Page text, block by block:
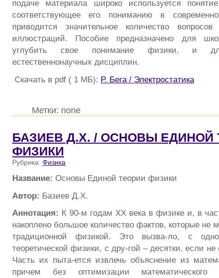
подаче материала широко используется
соответствующее его пониманию в
приводится значительное количество
иллюстраций. Пособие предназначено для
углубить свое понимание физики, и для
естественнонаучных дисциплин.
Скачать в pdf ( 1 МБ): Р. Бега / Электростатика
Метки: none
БАЗИЕВ Д.Х. / ОСНОВЫ ЕДИНОЙ
ФИЗИКИ
Рубрика: Физика
Название: Основы Единой теории физики
Автор: Базиев Д.Х.
Аннотация: К 90-м годам ХХ века в физике и, в
накоплено большое количество фактов, которые не
традиционной физикой. Это вызва-ло, с
теоретической физики, с дру-гой – десятки, если
Часть их пыта-ется извлечь объяснение из
причем без оптимизации